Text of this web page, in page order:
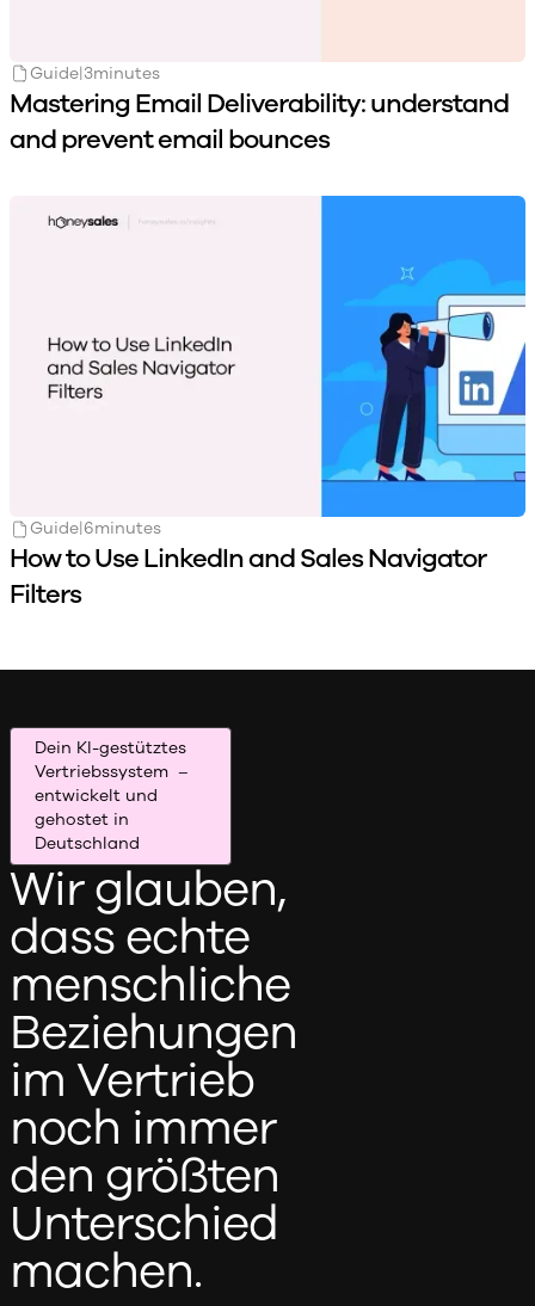
Guide|3minutes
Mastering Email Deliverability: understand
and prevent email bounces
Guide|6minutes
How to Use LinkedIn and Sales Navigator
Filters
Dein KI-gestütztes
Vertriebssystem –
entwickelt und
gehostet in
Deutschland
Wir glauben,
dass echte
menschliche
Beziehungen
im Vertrieb
noch immer
den größten
Unterschied
machen.